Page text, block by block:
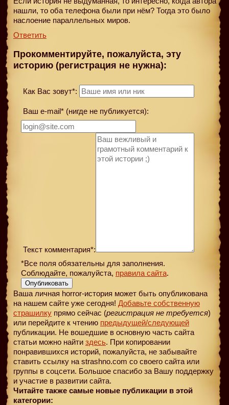
нашли, то оба телефона были при нём? Тогда это было
наслоение параллельных миров.
Ответить
Прокомментируйте, пожалуйста, эту
историю (регистрация не нужна):
Как Вас зовут*:
Ваш e-mail* (нигде не публикуется):
Текст комментария*:
*Все поля обязательны для заполнения.
Соблюдайте, пожалуйста, правила сайта.
Опубликовать
Ваша личная horror-история может быть опубликована
на нашем сайте уже сегодня! Добавьте собственную
страшилку прямо сейчас (регистрация не требуется)
или перейдите к чтению предыдущей/следующей
публикации. Не вошедшие в основную часть сайта
статьи можно найти здесь. При копировании
понравившихся историй, пожалуйста, не забывайте
ставить ссылку на strashno.com со своего сайта или
группы в соцсети. Большое спасибо за Вашу поддержку
и участие в развитии сайта.
Читайте также самые новые публикации в этой
категории: